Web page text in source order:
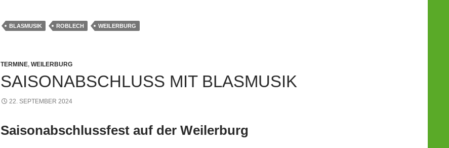
BLASMUSIK ROBLECH WEILERBURG
TERMINE, WEILERBURG
SAISONABSCHLUSS MIT BLASMUSIK
22. SEPTEMBER 2024
Saisonabschlussfest auf der Weilerburg